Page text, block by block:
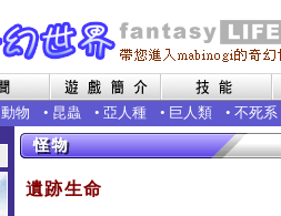
動物 • 昆蟲 • 亞人種 • 巨人類 • 不死系
遺跡生命